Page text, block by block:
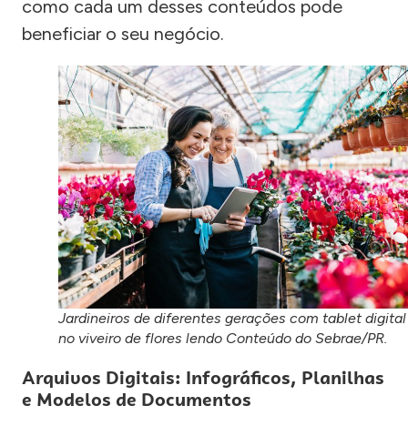
como cada um desses conteúdos pode
beneficiar o seu negócio.
Jardineiros de diferentes gerações com tablet digital
no viveiro de flores lendo Conteúdo do Sebrae/PR.
Arquivos Digitais: Infográficos, Planilhas
e Modelos de Documentos